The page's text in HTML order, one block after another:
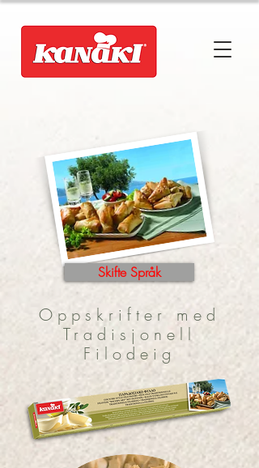
Skifte Språk
Oppskrifter med
Tradisjonell
Filodeig